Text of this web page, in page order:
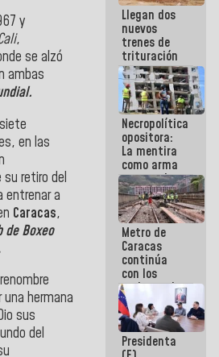
y
,
se alzó
ambas
en las
su retiro del
entrenar a
Caracas,
de Boxeo
hermana
sus
del
es
embarrarla
Llegan dos
nuevos
trenes de
trituración
para
optimizar
manejo de
escombros
en La Guaira
Necropolítica
opositora:
La mentira
como arma
contra el
Pueblo
Metro de
Caracas
continúa
con los
trabajos de
mantenimiento
e inspección
en la Línea 2
Presidenta